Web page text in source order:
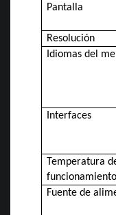
Pantalla
Resolución
Idiomas del
Interfaces
Temperatura
funcionamiento
Fuente de